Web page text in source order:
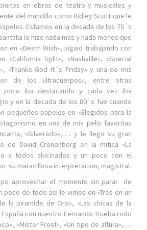
en obras de teatro y musicales y
del mundillo como Ridley Scott que le
Estamos en la decada de los 70´s
lo hizo nada mas y nada menos que
en «Death Wish», siguio trabajando con
«California Split», «Nashville», «Special
«Thanks God It´s Friday» y una de mis
de los ultracuerpos», entre otras
poco iba destacando y cada vez iba
y en la decada de los 80´s fue cuando
pequeños papeles en «Elegidos para la
en una de mis pelis favoritas
«Silverado»,…. y le llego su gran
de David Cronenberg en la mitica «La
a todos alucinados y un poco con el
su maravillosa interpretacion, magistral.
aprovechar el momento sin parar de
poco de todo asi le vimos en «Tres en un
la piramide de Oro», «Las chicas de la
con nuestro Fernando Trueba rodo
«Mister Frost», «Un tipo de altura»,….